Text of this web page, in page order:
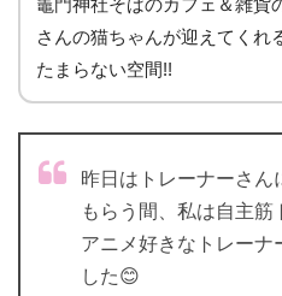
さんの猫ちゃんが迎えてくれ
たまらない空間!!
昨日はトレーナーさん
もらう間、私は自主筋
アニメ好きなトレーナ
した😊